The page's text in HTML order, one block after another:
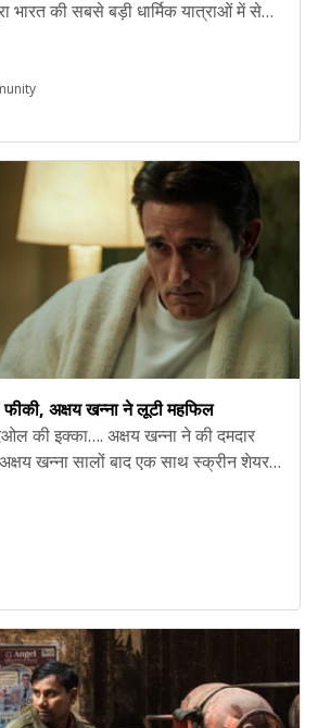
भारत की सबसे बड़ी धार्मिक यात्राओं में से
के मंदिरों और ज्योतिर्लिंगों में जलाभिषेक
करते हैं। यह यात्रा […]
अक्षय खन्ना ने लूटी महफिल
की इक्का…. अक्षय खन्ना ने की दमदार
खन्ना सालों बाद एक साथ स्क्रीन शेयर